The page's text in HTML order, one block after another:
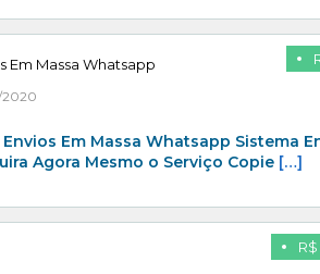
Em Massa Whatsapp
2020
Em Massa Whatsapp Sistema
Agora Mesmo o Serviço Copie […]
R$